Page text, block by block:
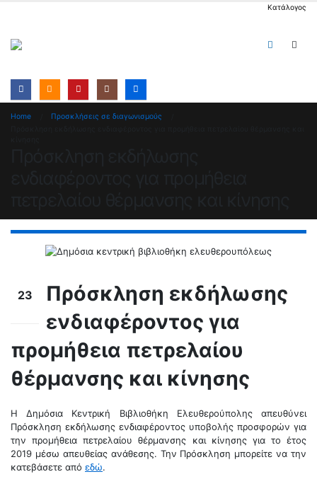
Κατάλογος
Home
Προσκλήσεις σε διαγωνισμούς
23
Πρόσκληση εκδήλωσης
ενδιαφέροντος για
προμήθεια πετρελαίου
θέρμανσης και κίνησης
Η Δημόσια Κεντρική Βιβλιοθήκη Ελευθερούπολης απευθύνει
Πρόσκληση εκδήλωσης ενδιαφέροντος υποβολής προσφορών για
την προμήθεια πετρελαίου θέρμανσης και κίνησης για το έτος
2019 μέσω απευθείας ανάθεσης. Την Πρόσκληση μπορείτε να την
κατεβάσετε από εδώ.